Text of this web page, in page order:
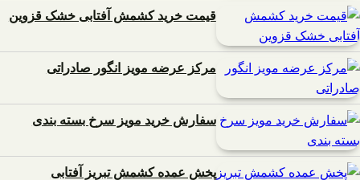
قیمت خرید کشمش آفتابی خشک قزوین
مرکز عرضه مویز انگور صادراتی
سفارش خرید مویز سرخ بسته بندی
پخش عمده کشمش تبریز آفتابی